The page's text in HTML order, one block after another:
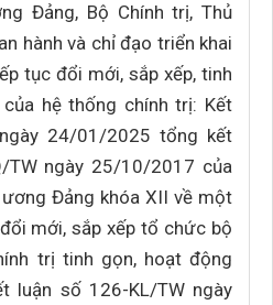
Đảng, Bộ Chính trị, Thủ
hành và chỉ đạo triển khai
tục đổi mới, sắp xếp, tinh
hệ thống chính trị: Kết
24/01/2025 tổng kết
TW ngày 25/10/2017 của
ương Đảng khóa XII về một
mới, sắp xếp tổ chức bộ
trị tinh gọn, hoạt động
luận số 126-KL/TW ngày